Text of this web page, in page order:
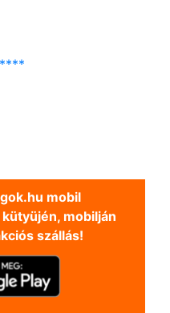
mobil
mobilján
szállás!